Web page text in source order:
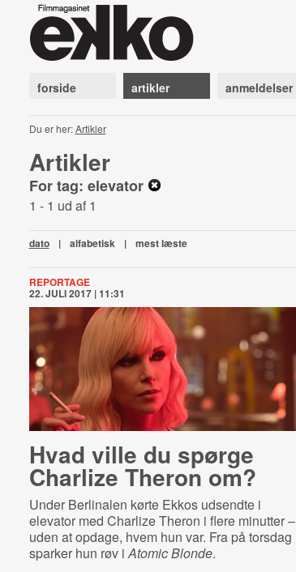
forside artikler anmeldelser
Du er her:Artikler
Artikler
For tag: elevator
1 - 1 ud af 1
dato | alfabetisk | mest læste
REPORTAGE
22. JULI 2017 | 11:31
Hvad ville du spørge
Charlize Theron om?
Under Berlinalen kørte Ekkos udsendte i
elevator med Charlize Theron i flere minutter –
uden at opdage, hvem hun var. Fra på torsdag
sparker hun røv iAtomic Blonde.